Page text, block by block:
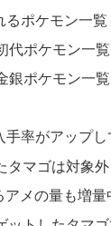
るポケモン一覧
代ポケモン一覧
銀ポケモン一覧
率がアップし
タマゴは対象外
メの量も増量